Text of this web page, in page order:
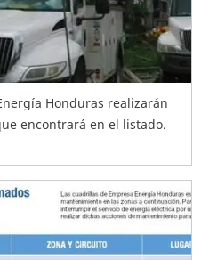
Honduras realizarán
encontrará en el listado.